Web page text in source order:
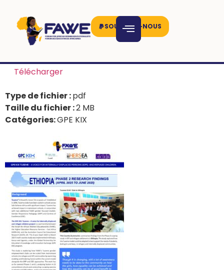
SOUTENEZ-NOUS
Télécharger
Type de fichier :pdf
Taille du fichier :2 MB
Catégories:GPE KIX